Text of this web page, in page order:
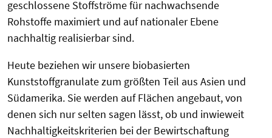
geschlossene Stoffströme für nachwachsende
Rohstoffe maximiert und auf nationaler Ebene
nachhaltig realisierbar sind.
Heute beziehen wir unsere biobasierten
Kunststoffgranulate zum größten Teil aus Asien und
Südamerika. Sie werden auf Flächen angebaut, von
denen sich nur selten sagen lässt, ob und inwieweit
Nachhaltigkeitskriterien bei der Bewirtschaftung